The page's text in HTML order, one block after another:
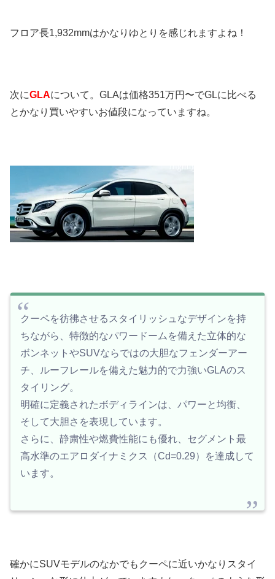
フロア長1,932mmはかなりゆとりを感じれますよね！
次にGLAについて。GLAは価格351万円〜でGLに比べる
とかなり買いやすいお値段になっていますね。
クーペを彷彿させるスタイリッシュなデザインを持
ちながら、特徴的なパワードームを備えた立体的な
ボンネットやSUVならではの大胆なフェンダーアー
チ、ルーフレールを備えた魅力的で力強いGLAのス
タイリング。
明確に定義されたボディラインは、パワーと均衡、
そして大胆さを表現しています。
さらに、静粛性や燃費性能にも優れ、セグメント最
高水準のエアロダイナミクス（Cd=0.29）を達成して
います。
確かにSUVモデルのなかでもクーペに近いかなりスタイ